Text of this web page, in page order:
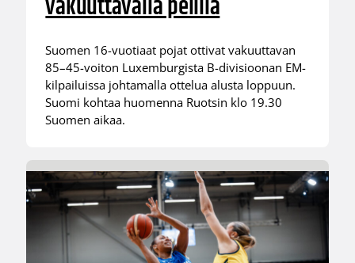
vakuuttavalla pelillä
Suomen 16-vuotiaat pojat ottivat vakuuttavan
85–45-voiton Luxemburgista B-divisioonan EM-
kilpailuissa johtamalla ottelua alusta loppuun.
Suomi kohtaa huomenna Ruotsin klo 19.30
Suomen aikaa.